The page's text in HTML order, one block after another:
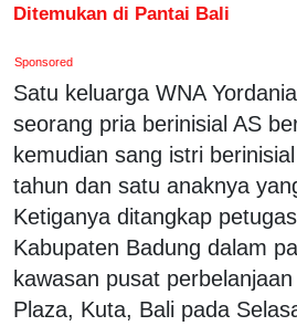
Ditemukan di Pantai Bali
Sponsored
Satu keluarga WNA
seorang pria berinisial AS
kemudian sang istri
tahun dan satu anaknya
Ketiganya ditangkap
Kabupaten Badung dalam
kawasan pusat
Plaza, Kuta, Bali pada